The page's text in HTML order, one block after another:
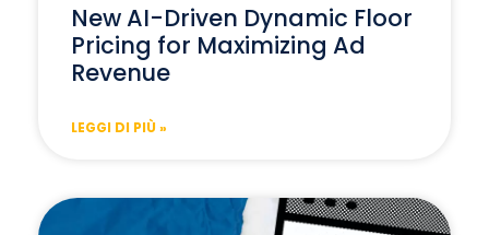
New AI-Driven Dynamic Floor
Pricing for Maximizing Ad
Revenue
LEGGI DI PIÙ »